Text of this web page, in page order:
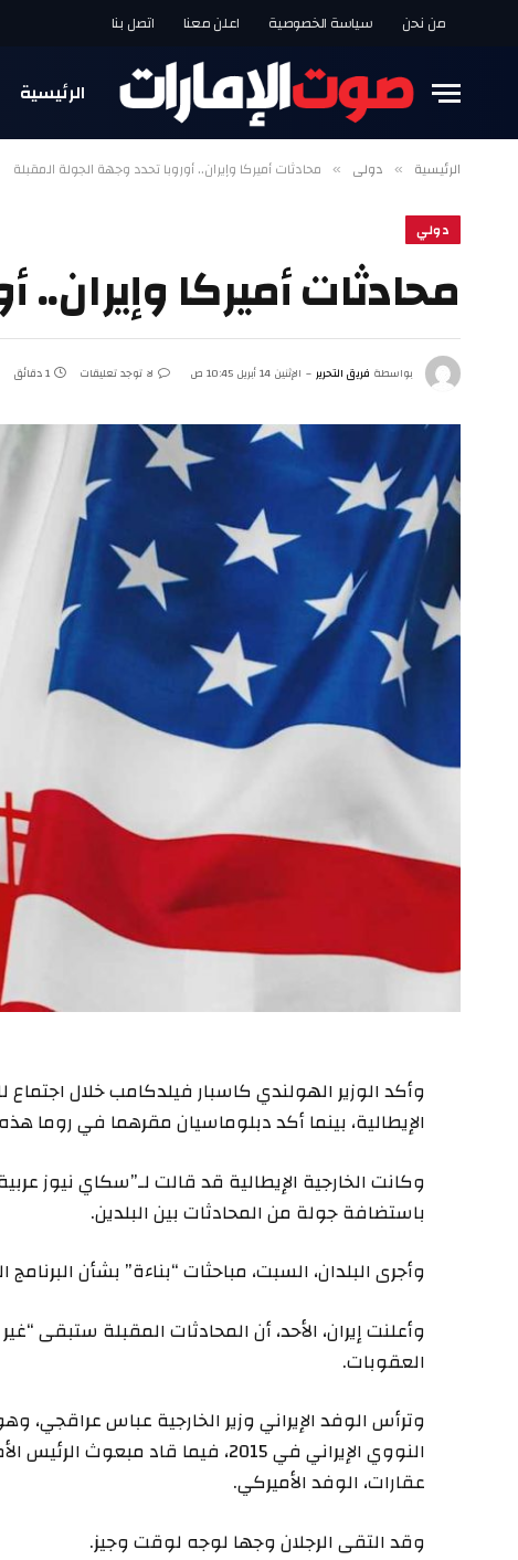
من نحن سياسة الخصوصية اعلن معنا اتصل بنا
الرئيسية
الرئيسية » دولي » محادثات أميركا وإيران.. أوروبا تحدد وجهة الجولة المقبلة
دولي
محادثات أميركا
بواسطة فريق التحرير الإثنين 14 أبريل 10:45 ص لا توجد تعليقات 1 دقائق
وأكد الوزير الهولندي كاسبار فيلدكامب خلال
الإيطالية، بينما أكد دبلوماسيان مقرهما في روما
وكانت الخارجية الإيطالية قد قالت لـ”سكاي نيوز
باستضافة جولة من المحادثات بين البلدين.
وأجرى البلدان، السبت، مباحثات “بناءة” بشأن
وأعلنت إيران، الأحد، أن المحادثات المقبلة ستبقى
العقوبات.
وترأس الوفد الإيراني وزير الخارجية عباس
النووي الإيراني في 2015، فيما
عقارات، الوفد الأميركي.
وقد التقى الرجلان وجها لوجه لوقت وجيز.